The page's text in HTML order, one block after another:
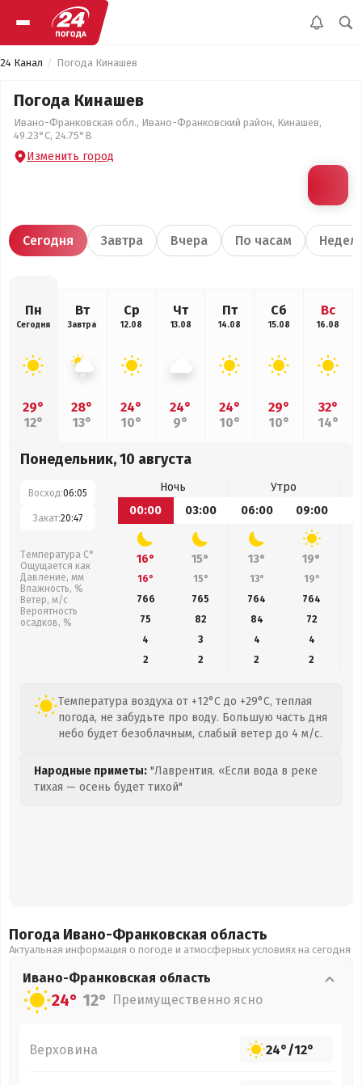
24 Канал Погода Кинашев
Погода Кинашев
Ивано-Франковская обл., Ивано-Франковский район, Кинашев,
49.23°С, 24.75°В
Изменить город
Сегодня Завтра Вчера По часам
Пн
Сегодня
29°
12°
Вт
Завтра
28°
13°
Ср
12.08
24°
10°
Чт
13.08
24°
9°
Пт
14.08
24°
10°
Сб
15.08
29°
10°
Вс
16.08
32°
14°
Понедельник, 10 августа
Восход:06:05
Закат:20:47
Температура С°
Ощущается как
Давление, мм
Влажность, %
Ветер, м/с
Вероятность
осадков, %
Ночь
Утро
00:00
03:00 06:00 09:00
16° 15° 13° 19°
16° 15° 13° 19°
766
765 764 764
75
82 84 72
4
3 4
4
2
2 2 2
Температура воздуха от +12°C до +29°C, теплая
погода, не забудьте про воду. Большую часть дня
небо будет безоблачным, слабый ветер до 4 м/с.
Народные приметы: "Лаврентия. «Если вода в реке
тихая — осень будет тихой"
Погода Ивано-Франковская область
Актуальная информация о погоде и атмосферных условиях на сегодня
Ивано-Франковская область
24° 12° Преимущественно ясно
Верховина 24°/12°